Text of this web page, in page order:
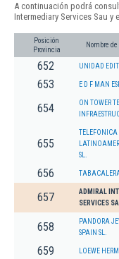
A continuación podrá
Intermediary Services Sau
Posición
Provincia
Nombre
652 UNIDAD
653 E D F MAN
654
ON TOWER
655
TELEFONICA
SL.
656 TABACALERA
657
ADMIRAL
SERVICES
658
PANDORA
SPAIN SL.
659 LOEWE